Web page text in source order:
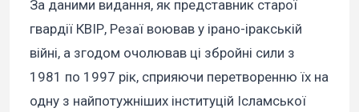
За даними видання, як представник старої
гвардії КВІР, Резаї воював у ірано-іракській
війні, а згодом очолював ці збройні сили з
1981 по 1997 рік, сприяючи перетворенню їх на
одну з найпотужніших інституцій Ісламської